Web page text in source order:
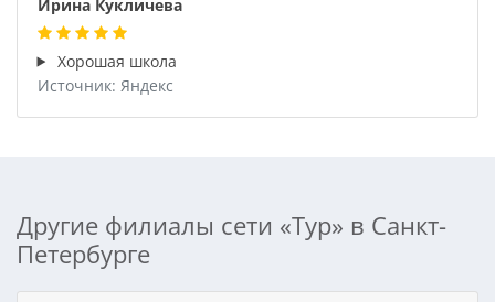
Ирина Кукличева
Хорошая школа
Источник: Яндекс
Другие филиалы сети «Тур» в Санкт-
Петербурге